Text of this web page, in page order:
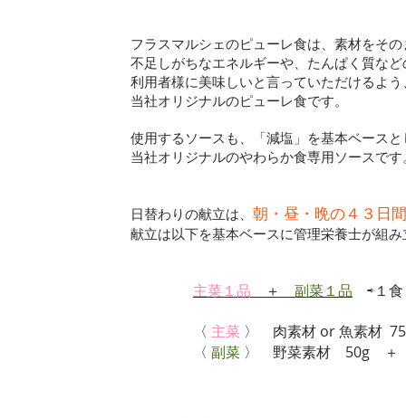
フラスマルシェのピューレ食は、素材をそ
不足しがちなエネルギーや、たんぱく質な
利用者様に美味しいと言っていただけるよ
当社オリジナルのピューレ食です。
使用するソースも、「減塩」を基本ベース
当社オリジナルのやわらか食専用ソースです
日替わりの献立は、 朝・昼・晩の４３日間
献立は以下を基本ベースに管理栄養士が組
主菜１品 ＋ 副菜１品 ⇨１食
〈 主菜 〉 肉素材 or 魚素材
〈 副菜 〉 野菜素材 50g ＋